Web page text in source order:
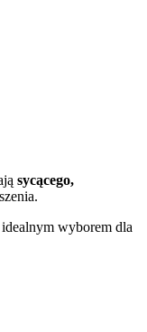
sycącego,
wyborem dla